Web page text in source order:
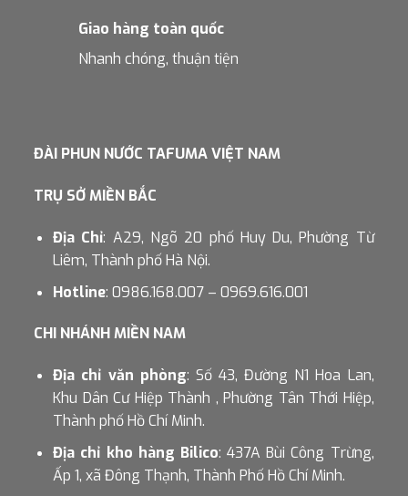
Giao hàng toàn quốc
Nhanh chóng, thuận tiện
ĐÀI PHUN NƯỚC TAFUMA VIỆT NAM
TRỤ SỞ MIỀN BẮC
Địa Chỉ: A29, Ngõ 20 phố Huy Du, Phường Từ
Liêm, Thành phố Hà Nội.
Hotline: 0986.168.007 – 0969.616.001
CHI NHÁNH MIỀN NAM
Địa chỉ văn phòng: Số 43, Đường N1 Hoa Lan,
Khu Dân Cư Hiệp Thành , Phường Tân Thới Hiệp,
Thành phố Hồ Chí Minh.
Địa chỉ kho hàng Bilico: 437A Bùi Công Trừng,
Ấp 1, xã Đông Thạnh, Thành Phố Hồ Chí Minh.